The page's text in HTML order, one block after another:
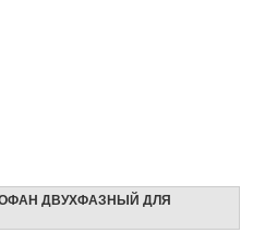
ДВУХФАЗНЫЙ ДЛЯ